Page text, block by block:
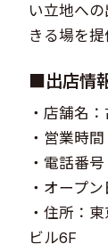
い立地へ
きる場を提
■出店情
・店舗名
・営業時
・電話番
・オープ
・住所：
ビル6F